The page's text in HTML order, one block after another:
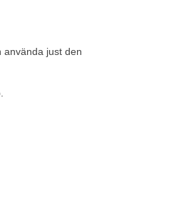
använda just den